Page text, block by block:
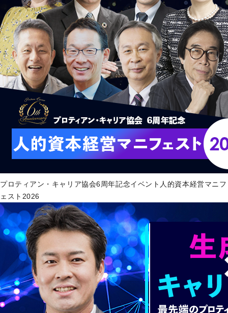
プロティアン・キャリア協会6周年記念イベント人的資本経営マニフ
ェスト2026